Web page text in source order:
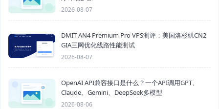
2026-08-07
DMIT AN4 Premium Pro VPS测评：美国洛杉矶CN2
GIA三网优化线路性能测试
2026-08-07
OpenAI API兼容接口是什么？一个API调用GPT、
Claude、Gemini、DeepSeek多模型
2026-08-06